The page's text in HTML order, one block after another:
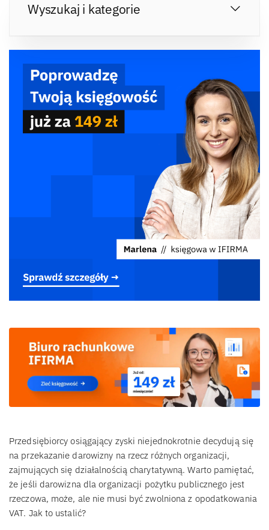
Wyszukaj i kategorie
Przedsiębiorcy osiągający zyski niejednokrotnie decydują się
na przekazanie darowizny na rzecz różnych organizacji,
zajmujących się działalnością charytatywną. Warto pamiętać,
że jeśli darowizna dla organizacji pożytku publicznego jest
rzeczowa, może, ale nie musi być zwolniona z opodatkowania
VAT. Jak to ustalić?